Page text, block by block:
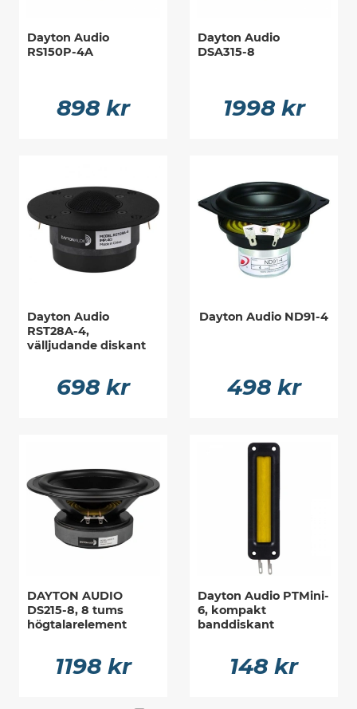
Dayton Audio
RS150P-4A
898 kr
Dayton Audio
DSA315-8
1998 kr
Dayton Audio
RST28A-4,
välljudande diskant
698 kr
Dayton Audio ND91-4
498 kr
DAYTON AUDIO
DS215-8, 8 tums
högtalarelement
1198 kr
Dayton Audio PTMini-
6, kompakt
banddiskant
148 kr